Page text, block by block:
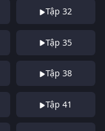
Tập 32
Tập 35
Tập 38
Tập 41